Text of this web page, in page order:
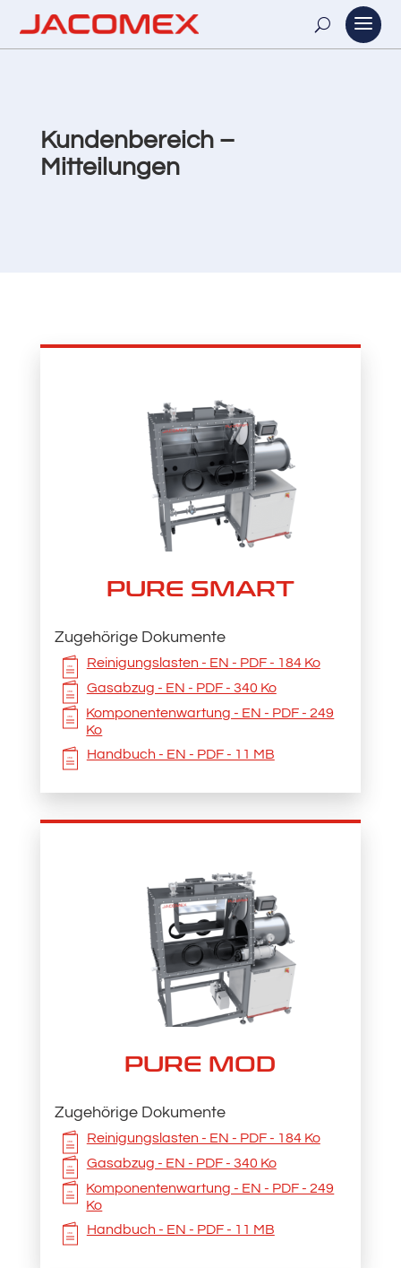
Kundenbereich –
Mitteilungen
PURE SMART
Zugehörige Dokumente
Reinigungslasten - EN - PDF - 184 Ko
Gasabzug - EN - PDF - 340 Ko
Komponentenwartung - EN - PDF - 249
Ko
Handbuch - EN - PDF - 11 MB
PURE MOD
Zugehörige Dokumente
Reinigungslasten - EN - PDF - 184 Ko
Gasabzug - EN - PDF - 340 Ko
Komponentenwartung - EN - PDF - 249
Ko
Handbuch - EN - PDF - 11 MB